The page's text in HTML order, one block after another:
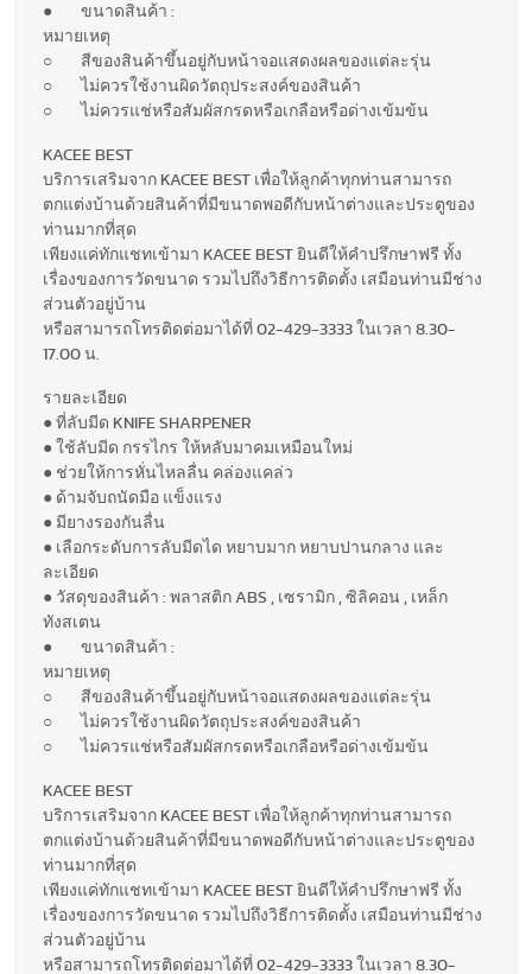
● ขนาดสินค้า :
หมายเหตุ
○ สีของสินค้าขึ้นอยู่กับหน้าจอแสดงผลของแต่ละรุ่น
○ ไม่ควรใช้งานผิดวัตถุประสงค์ของสินค้า
○ ไม่ควรแช่หรือสัมผัสกรดหรือเกลือหรือด่างเข้มข้น
KACEE BEST
บริการเสริมจาก KACEE BEST เพื่อให้ลูกค้าทุกท่านสามารถ
ตกแต่งบ้านด้วยสินค้าที่มีขนาดพอดีกับหน้าต่างและประตูของ
ท่านมากที่สุด
เพียงแค่ทักแชทเข้ามา KACEE BEST ยินดีให้คำปรึกษาฟรี ทั้ง
เรื่องของการวัดขนาด รวมไปถึงวิธีการติดตั้ง เสมือนท่านมีช่าง
ส่วนตัวอยู่บ้าน
หรือสามารถโทรติดต่อมาได้ที่ 02-429-3333 ในเวลา 8.30-
17.00 น.
รายละเอียด
● ที่ลับมีด KNIFE SHARPENER
● ใช้ลับมีด กรรไกร ให้หลับมาคมเหมือนใหม่
● ช่วยให้การหั่นไหลลื่น คล่องแคล่ว
● ด้ามจับถนัดมือ แข็งแรง
● มียางรองกันลื่น
● เลือกระดับการลับมีดได หยาบมาก หยาบปานกลาง และ
ละเอียด
● วัสดุของสินค้า : พลาสติก ABS , เซรามิก , ซิลิคอน , เหล็ก
ทังสเตน
● ขนาดสินค้า :
หมายเหตุ
○ สีของสินค้าขึ้นอยู่กับหน้าจอแสดงผลของแต่ละรุ่น
○ ไม่ควรใช้งานผิดวัตถุประสงค์ของสินค้า
○ ไม่ควรแช่หรือสัมผัสกรดหรือเกลือหรือด่างเข้มข้น
KACEE BEST
บริการเสริมจาก KACEE BEST เพื่อให้ลูกค้าทุกท่านสามารถ
ตกแต่งบ้านด้วยสินค้าที่มีขนาดพอดีกับหน้าต่างและประตูของ
ท่านมากที่สุด
เพียงแค่ทักแชทเข้ามา KACEE BEST ยินดีให้คำปรึกษาฟรี ทั้ง
เรื่องของการวัดขนาด รวมไปถึงวิธีการติดตั้ง เสมือนท่านมีช่าง
ส่วนตัวอยู่บ้าน
หรือสามารถโทรติดต่อมาได้ที่ 02-429-3333 ในเวลา 8.30-